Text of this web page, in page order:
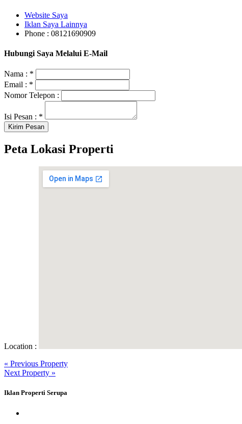
Website Saya
Iklan Saya Lainnya
Phone : 08121690909
Hubungi Saya Melalui E-Mail
Nama : *
Email : *
Nomor Telepon :
Isi Pesan : *
Peta Lokasi Properti
Location :
« Previous Property
Next Property »
Iklan Properti Serupa